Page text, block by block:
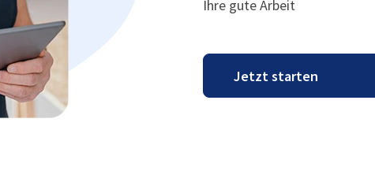
Ihre gute Arbeit